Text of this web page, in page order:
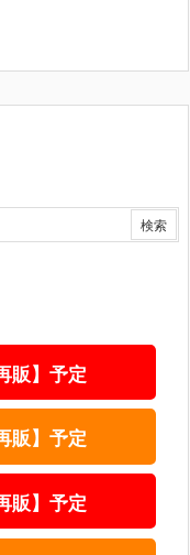
販】予定
販】予定
販】予定